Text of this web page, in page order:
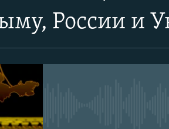
России и